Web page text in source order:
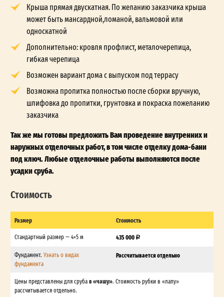
Крыша прямая двускатная. По желанию заказчика крыша
может быть мансардной,ломаной, вальмовой или
односкатной
Дополнительно: кровля профлист, металочерепица,
гибкая черепица
Возможен вариант дома с выпуском под террасу
Возможна пропитка полностью после сборки вручную,
шлифовка до пропитки, грунтовка и покраска пожеланию
заказчика
Так же мы готовы предложить Вам проведение внутренних и
наружных отделочных работ, в том числе отделку дома-бани
под ключ. Любые отделочные работы выполняются после
усадки сруба.
Стоимость
Размер Стоимость
Стандартный размер — 4×5 м 435 000
Фундамент. Узнать о видах
фундамента
Рассчитывается отдельно
Цены представлены для срубав «чашу». Стоимость рубки в «лапу»
рассчитывается отдельно.